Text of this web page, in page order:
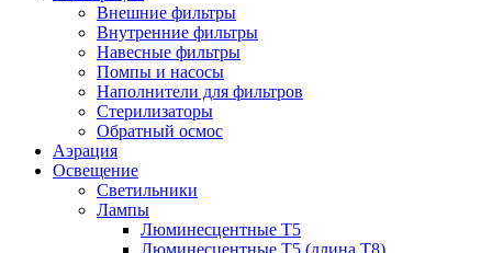
Внешние фильтры
Внутренние фильтры
Навесные фильтры
Помпы и насосы
Наполнители для фильтров
Стерилизаторы
Обратный осмос
Аэрация
Освещение
Светильники
Лампы
Люминесцентные T5
Люминесцентные T5 (длина T8)